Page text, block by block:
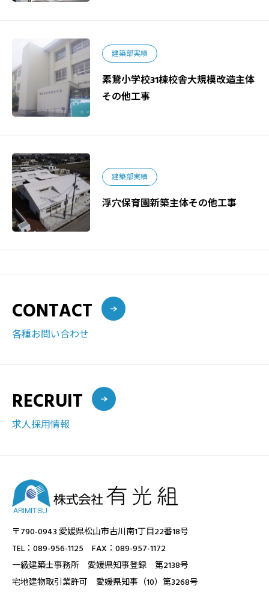
建築部実績
素鵞小学校31棟校舎大規模改造主体
その他工事
建築部実績
浮穴保育園新築主体その他工事
CONTACT
各種お問い合わせ
RECRUIT
求人採用情報
〒790-0943 愛媛県松山市古川南1丁目22番18号
TEL：089-956-1125 FAX：089-957-1172
一級建築士事務所 愛媛県知事登録 第2138号
宅地建物取引業許可 愛媛県知事（10）第3268号